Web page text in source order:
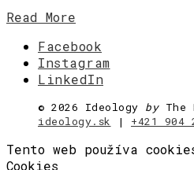
Read More
Facebook
Instagram
LinkedIn
© 2026 Ideology byThe
ideology.sk | +421 904
Tento web používa
Cookies